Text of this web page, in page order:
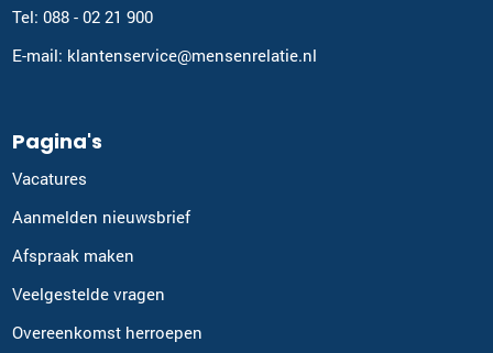
Tel: 088 - 02 21 900
E-mail: klantenservice@mensenrelatie.nl
Pagina's
Vacatures
Aanmelden nieuwsbrief
Afspraak maken
Veelgestelde vragen
Overeenkomst herroepen